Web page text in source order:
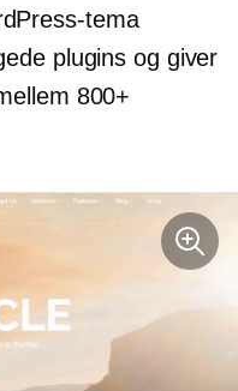
tema
plugins og giver
800+